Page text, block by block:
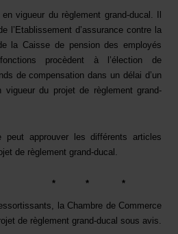
en vigueur du règlement grand-ducal. Il
l’Etablissement d’assurance contre la
la Caisse de pension des employés
procèdent à l’élection de
de compensation dans un délai d’un
vigueur du projet de règlement grand-
peut approuver les différents articles
de règlement grand-ducal.
* * *
la Chambre de Commerce
de règlement grand-ducal sous avis.